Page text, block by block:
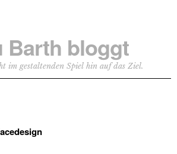
Barth bloggt
im gestaltenden Spiel hin auf das Ziel.